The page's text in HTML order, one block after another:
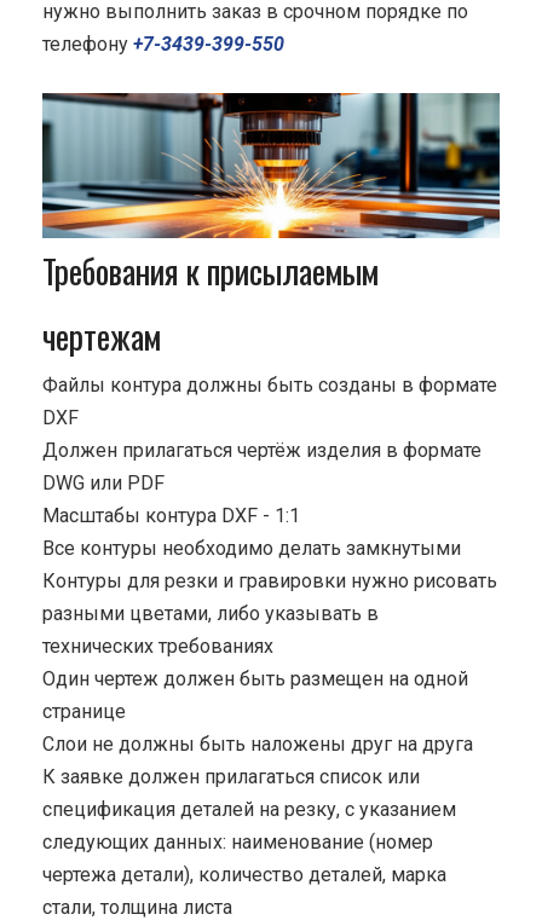
нужно выполнить заказ в срочном порядке по
телефону +7-3439-399-550
Требования к присылаемым
чертежам
Файлы контура должны быть созданы в формате
DXF
Должен прилагаться чертёж изделия в формате
DWG или PDF
Масштабы контура DXF - 1:1
Все контуры необходимо делать замкнутыми
Контуры для резки и гравировки нужно рисовать
разными цветами, либо указывать в
технических требованиях
Один чертеж должен быть размещен на одной
странице
Cлои не должны быть наложены друг на друга
К заявке должен прилагаться список или
спецификация деталей на резку, с указанием
следующих данных: наименование (номер
чертежа детали), количество деталей, марка
стали, толщина листа